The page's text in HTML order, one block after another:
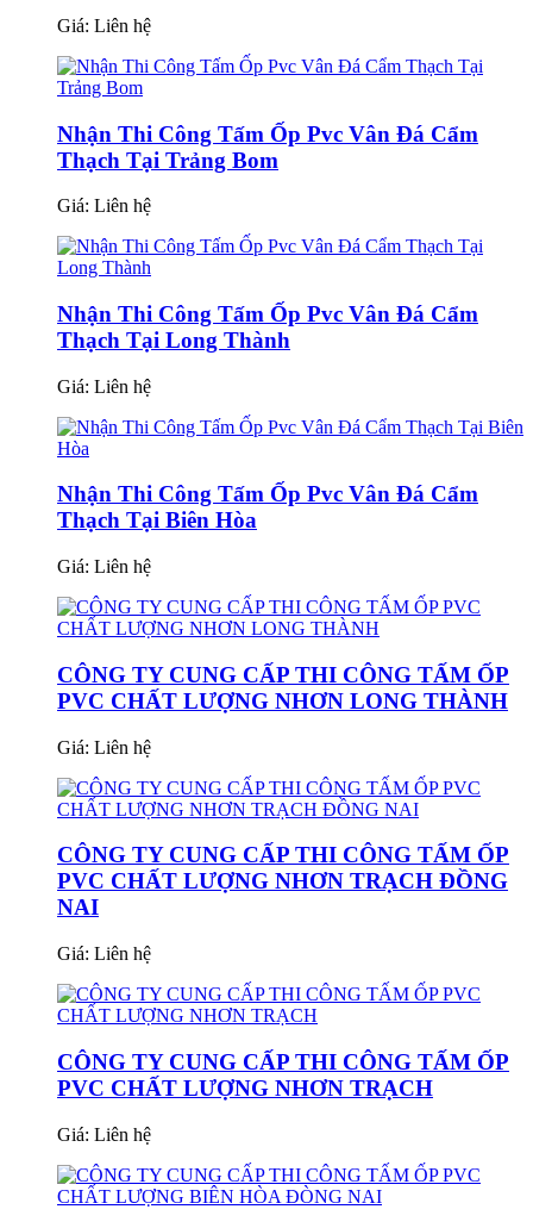
Giá: Liên hệ
Nhận Thi Công Tấm Ốp Pvc Vân Đá Cẩm
Thạch Tại Trảng Bom
Giá: Liên hệ
Nhận Thi Công Tấm Ốp Pvc Vân Đá Cẩm
Thạch Tại Long Thành
Giá: Liên hệ
Nhận Thi Công Tấm Ốp Pvc Vân Đá Cẩm
Thạch Tại Biên Hòa
Giá: Liên hệ
CÔNG TY CUNG CẤP THI CÔNG TẤM ỐP
PVC CHẤT LƯỢNG NHƠN LONG THÀNH
Giá: Liên hệ
CÔNG TY CUNG CẤP THI CÔNG TẤM ỐP
PVC CHẤT LƯỢNG NHƠN TRẠCH ĐỒNG
NAI
Giá: Liên hệ
CÔNG TY CUNG CẤP THI CÔNG TẤM ỐP
PVC CHẤT LƯỢNG NHƠN TRẠCH
Giá: Liên hệ